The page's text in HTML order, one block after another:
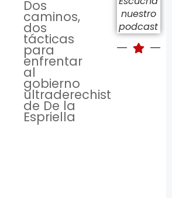
Dos
caminos,
dos
tácticas
para
enfrentar
al
gobierno
ultraderechista
de De la
Espriella
nuestro
podcast